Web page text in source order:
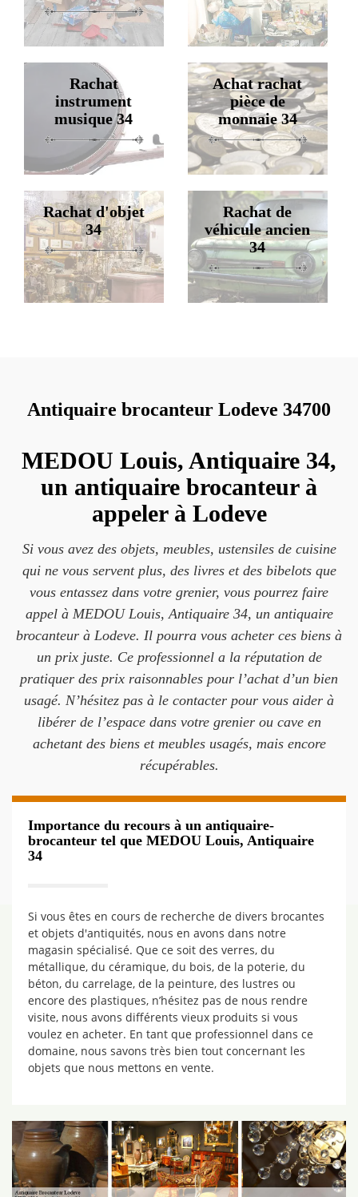
Rachat
instrument
musique 34
Achat rachat
pièce de
monnaie 34
Rachat d'objet
34
Rachat de
véhicule ancien
34
Antiquaire brocanteur Lodeve 34700
MEDOU Louis, Antiquaire 34,
un antiquaire brocanteur à
appeler à Lodeve
Si vous avez des objets, meubles, ustensiles de cuisine
qui ne vous servent plus, des livres et des bibelots que
vous entassez dans votre grenier, vous pourrez faire
appel à MEDOU Louis, Antiquaire 34, un antiquaire
brocanteur à Lodeve. Il pourra vous acheter ces biens à
un prix juste. Ce professionnel a la réputation de
pratiquer des prix raisonnables pour l’achat d’un bien
usagé. N’hésitez pas à le contacter pour vous aider à
libérer de l’espace dans votre grenier ou cave en
achetant des biens et meubles usagés, mais encore
récupérables.
Importance du recours à un antiquaire-
brocanteur tel que MEDOU Louis, Antiquaire
34
Si vous êtes en cours de recherche de divers brocantes
et objets d'antiquités, nous en avons dans notre
magasin spécialisé. Que ce soit des verres, du
métallique, du céramique, du bois, de la poterie, du
béton, du carrelage, de la peinture, des lustres ou
encore des plastiques, n’hésitez pas de nous rendre
visite, nous avons différents vieux produits si vous
voulez en acheter. En tant que professionnel dans ce
domaine, nous savons très bien tout concernant les
objets que nous mettons en vente.